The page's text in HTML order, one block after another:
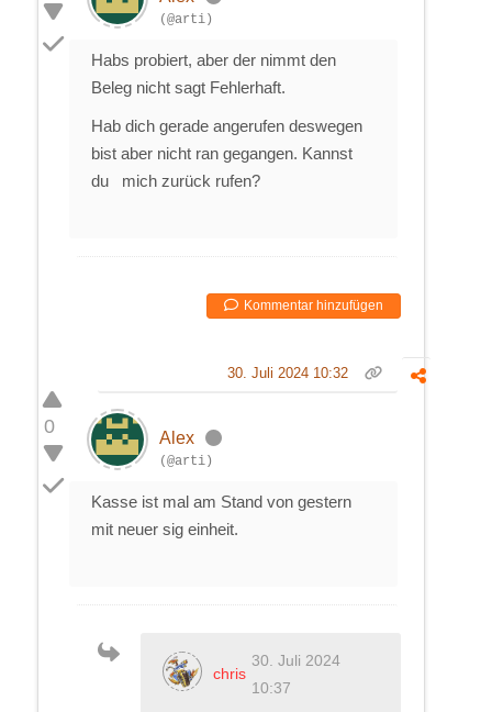
(@arti)
Habs probiert, aber der nimmt den
Beleg nicht sagt Fehlerhaft.
Hab dich gerade angerufen deswegen
bist aber nicht ran gegangen. Kannst
du mich zurück rufen?
Kommentar hinzufügen
0
30. Juli 2024 10:32
Alex
(@arti)
Kasse ist mal am Stand von gestern
mit neuer sig einheit.
chris
30. Juli 2024
10:37